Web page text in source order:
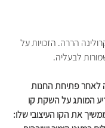
הררה. הזכויות על
לבעליה.
כ-30 שנה לאחר פתיחת החנות
המותג על השקת קו
את הקו העיצובי שלו: